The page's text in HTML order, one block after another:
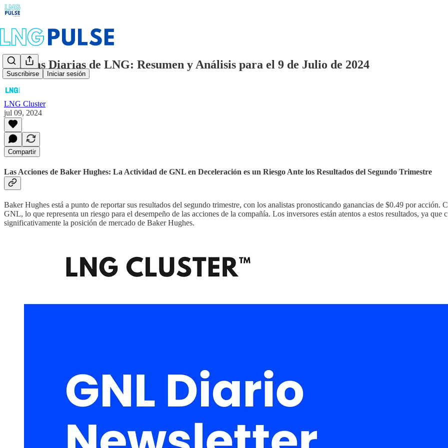
Suscribirse Iniciar sesión
Noticias Diarias de LNG: Resumen y Análisis para el 9 de Julio de 2024
LNG Cluster
jul 09, 2024
Compartir
Las Acciones de Baker Hughes: La Actividad de GNL en Deceleración es un Riesgo Ante los Resultados del Segundo Trimestre
Baker Hughes está a punto de reportar sus resultados del segundo trimestre, con los analistas pronosticando ganancias de $0.49 por acción.
GNL, lo que representa un riesgo para el desempeño de las acciones de la compañía. Los inversores están atentos a estos resultados, ya
significativamente la posición de mercado de Baker Hughes.